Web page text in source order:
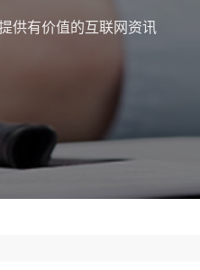
供有价值的互联网资讯